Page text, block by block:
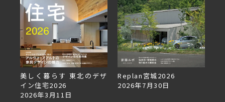
美しく暮らす 東北のデザ
イン住宅2026
2026年3月11日
Replan宮城2026
2026年7月30日